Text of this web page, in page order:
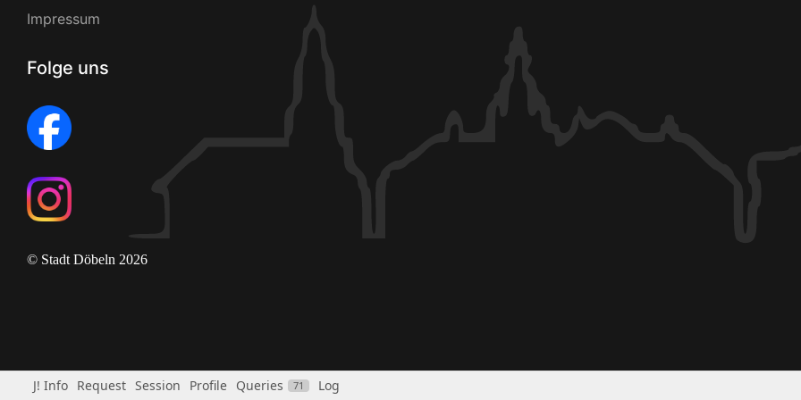
Impressum
Folge uns
© Stadt Döbeln 2026
J! Info Request Session Profile Queries 71 Log